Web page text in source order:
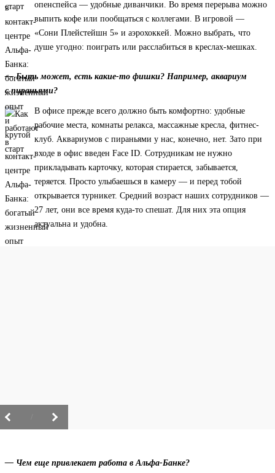
опенспейса — удобные диванчики. Во время перерыва можно
выпить кофе или пообщаться с коллегами. В игровой —
«Сони Плейстейшн 5» и аэрохоккей. Можно выбрать, что
душе угодно: поиграть или расслабиться в креслах-мешках.
— Быть может, есть какие-то фишки? Например, аквариум
с пираньями?
В офисе прежде всего должно быть комфортно: удобные
рабочие места, комнаты релакса, массажные кресла, фитнес-
клуб. Аквариумов с пираньями у нас, конечно, нет. Зато при
входе в офис введен Face ID. Сотрудникам не нужно
прикладывать карточку, которая стирается, забывается,
теряется. Просто улыбаешься в камеру — и перед тобой
открывается турникет. Средний возраст наших сотрудников —
27 лет, они все время куда-то спешат. Для них эта опция
актуальна и удобна.
— Чем еще привлекает работа в Альфа-Банке?